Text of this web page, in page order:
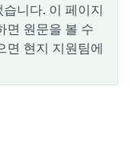
니다. 이 페이지
면 원문을 볼 수
면 현지 지원팀에